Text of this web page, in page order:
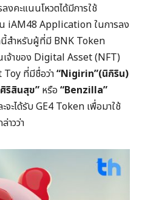
งคะแนนโหวตได้มีการใช้
iAM48 Application ในการลง
สำหรับผู้ที่มี BNK Token
เจ้าของ Digital Asset (NFT)
ที่มีชื่อว่า“Nigirin”(นิกิริน)
ริสินสุข” หรือ “Benzilla”
ะได้รับ GE4 Token เพื่อมาใช้
าวว่า